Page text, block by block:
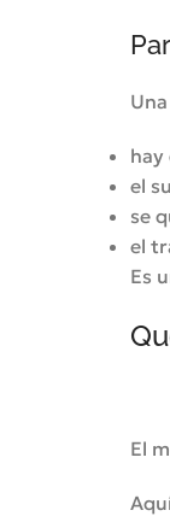
hay
el
se
el
Es
El